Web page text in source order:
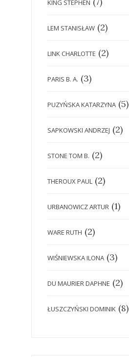
KING STEPHEN
LEM STANISŁAW (2)
LINK CHARLOTTE (2)
PARIS B. A. (3)
PUZYŃSKA KATARZYNA (5)
SAPKOWSKI ANDRZEJ (2)
STONE TOM B. (2)
THEROUX PAUL (2)
URBANOWICZ ARTUR (1)
WARE RUTH (2)
WIŚNIEWSKA ILONA (3)
DU MAURIER DAPHNE (2)
ŁUSZCZYŃSKI DOMINIK (8)